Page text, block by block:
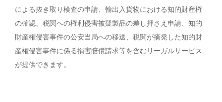
による抜き取り検査の申請、輸出入貨物における知的財産権
の確認、税関への権利侵害被疑製品の差し押さえ申請、知的
財産権侵害事件の公安当局への移送、税関が摘発した知的財
産権侵害事件に係る損害賠償請求等を含むリーガルサービス
が提供できます。